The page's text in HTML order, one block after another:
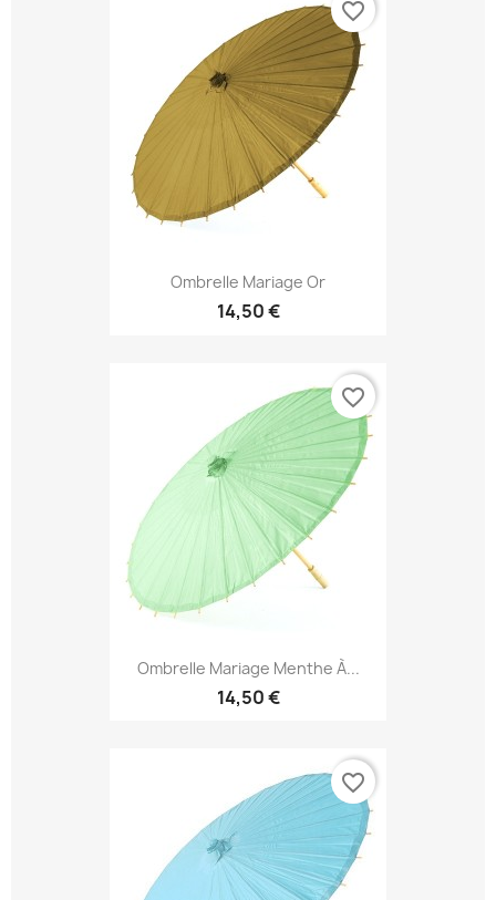
Ombrelle Mariage Or
14,50 €
favorite_border
Ombrelle Mariage Menthe À...
14,50 €
favorite_border
favorite_border